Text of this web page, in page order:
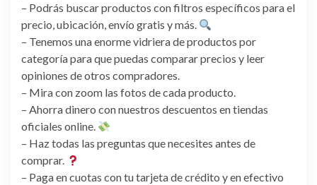
– Podrás buscar productos con filtros específicos para el
precio, ubicación, envío gratis y más.
– Tenemos una enorme vidriera de productos por
categoría para que puedas comparar precios y leer
opiniones de otros compradores.
– Mira con zoom las fotos de cada producto.
– Ahorra dinero con nuestros descuentos en tiendas
oficiales online.
– Haz todas las preguntas que necesites antes de
comprar.
– Paga en cuotas con tu tarjeta de crédito y en efectivo